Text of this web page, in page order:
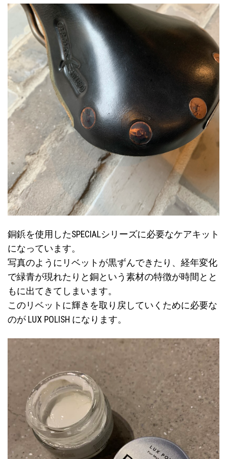
銅鋲を使用したSPECIALシリーズに必要なケアキット
になっています。
写真のようにリベットが黒ずんできたり、経年変化
で緑青が現れたりと銅という素材の特徴が時間とと
もに出てきてしまいます。
このリベットに輝きを取り戻していくために必要な
のが LUX POLISH になります。